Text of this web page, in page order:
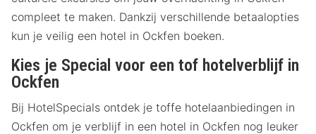
compleet te maken. Dankzij verschillende betaalopties
kun je veilig een hotel in Ockfen boeken.
Kies je Special voor een tof hotelverblijf in
Ockfen
Bij HotelSpecials ontdek je toffe hotelaanbiedingen in
Ockfen om je verblijf in een hotel in Ockfen nog leuker